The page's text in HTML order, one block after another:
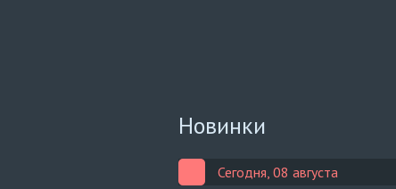
Новинки
Сегодня, 08 августа